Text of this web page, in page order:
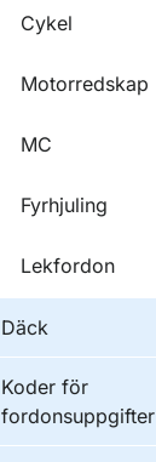
Cykel
Motorredskap
MC
Fyrhjuling
Lekfordon
Däck
Koder för
fordonsuppgifter